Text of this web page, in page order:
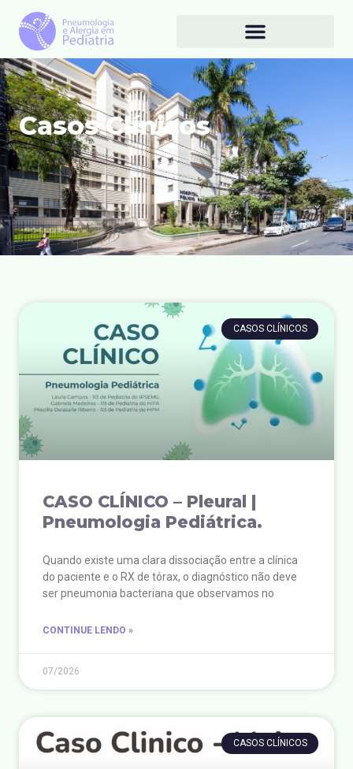
Casos Clínicos
CASOS CLÍNICOS
CASO CLÍNICO – Pleural |
Pneumologia Pediátrica.
Quando existe uma clara dissociação entre a clínica
do paciente e o RX de tórax, o diagnóstico não deve
ser pneumonia bacteriana que observamos no
CONTINUE LENDO »
07/2026
CASOS CLÍNICOS